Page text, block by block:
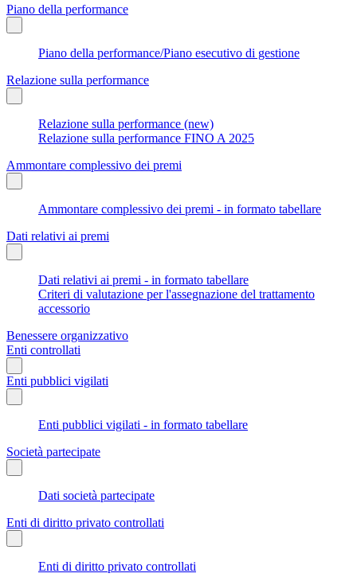
Piano della performance
Piano della performance/Piano esecutivo di gestione
Relazione sulla performance
Relazione sulla performance (new)
Relazione sulla performance FINO A 2025
Ammontare complessivo dei premi
Ammontare complessivo dei premi - in formato tabellare
Dati relativi ai premi
Dati relativi ai premi - in formato tabellare
Criteri di valutazione per l'assegnazione del trattamento
accessorio
Benessere organizzativo
Enti controllati
Enti pubblici vigilati
Enti pubblici vigilati - in formato tabellare
Società partecipate
Dati società partecipate
Enti di diritto privato controllati
Enti di diritto privato controllati